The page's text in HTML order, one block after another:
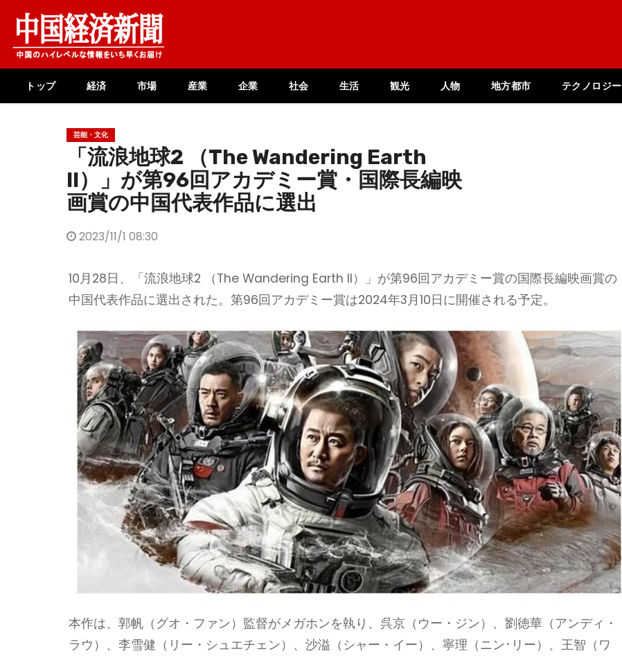
content
トップ 経済 市場 産業 企業 社会 生活 観光 人物 地方都市 テクノロジー
芸能・文化
「流浪地球2 （The Wandering Earth
II）」が第96回アカデミー賞・国際長編映
画賞の中国代表作品に選出
2023/11/1 08:30
10月28日、「流浪地球2 （The Wandering Earth II）」が第96回アカデミー賞の国際長編映画賞の
中国代表作品に選出された。第96回アカデミー賞は2024年3月10日に開催される予定。
本作は、郭帆（グオ・ファン）監督がメガホンを執り、呉京（ウー・ジン）、劉徳華（アンディ・
ラウ）、李雪健（リー・シュエチェン）、沙溢（シャー・イー）、寧理（ニン･リー）、王智（ワ